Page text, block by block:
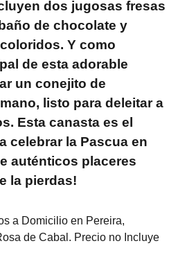
dos jugosas fresas
de chocolate y
Y como
de esta adorable
un conejito de
listo para deleitar a
Esta canasta es el
celebrar la Pascua en
auténticos placeres
la pierdas!
a Domicilio en Pereira,
de Cabal. Precio no Incluye